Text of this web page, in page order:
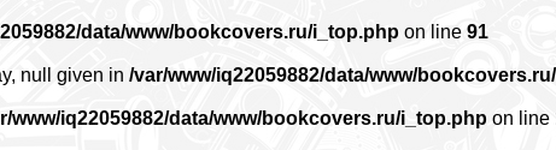
data/www/bookcovers.ru/i_top.php on line 91
null given in /var/www/iq22059882/data/www/
www/iq22059882/data/www/bookcovers.ru/i_top.php on line